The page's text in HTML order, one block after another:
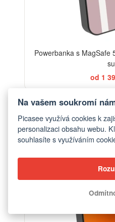
Powerbanka s MagSafe
od 1
Na vašem soukromí
Picasee využívá cookies k
personalizaci obsahu webu.
souhlasíte s využíváním